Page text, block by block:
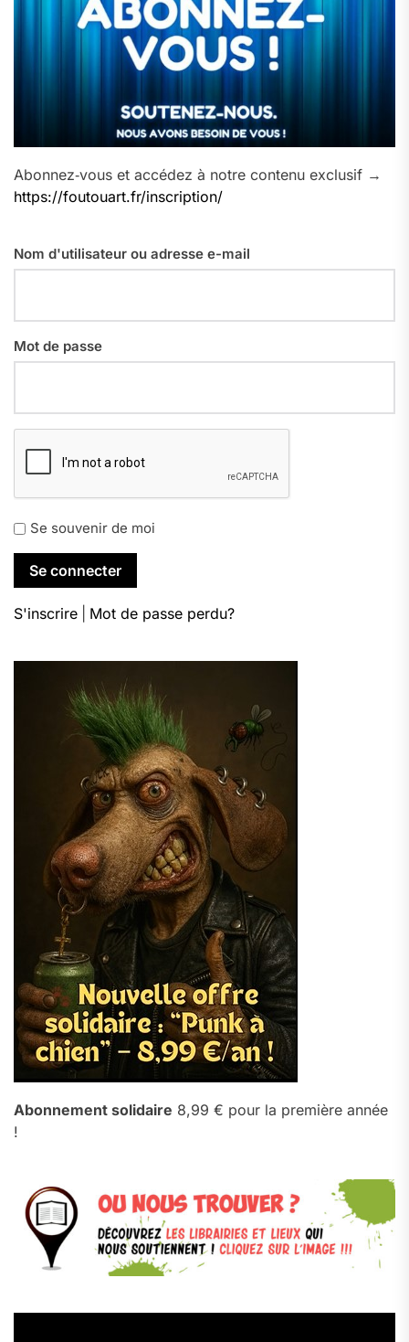
Abonnez‑vous et accédez à notre contenu exclusif →
https://foutouart.fr/inscription/
Nom d'utilisateur ou adresse e-mail
Mot de passe
Se souvenir de moi
S'inscrire Mot de passe perdu?
Abonnement solidaire 8,99 € pour la première année
!